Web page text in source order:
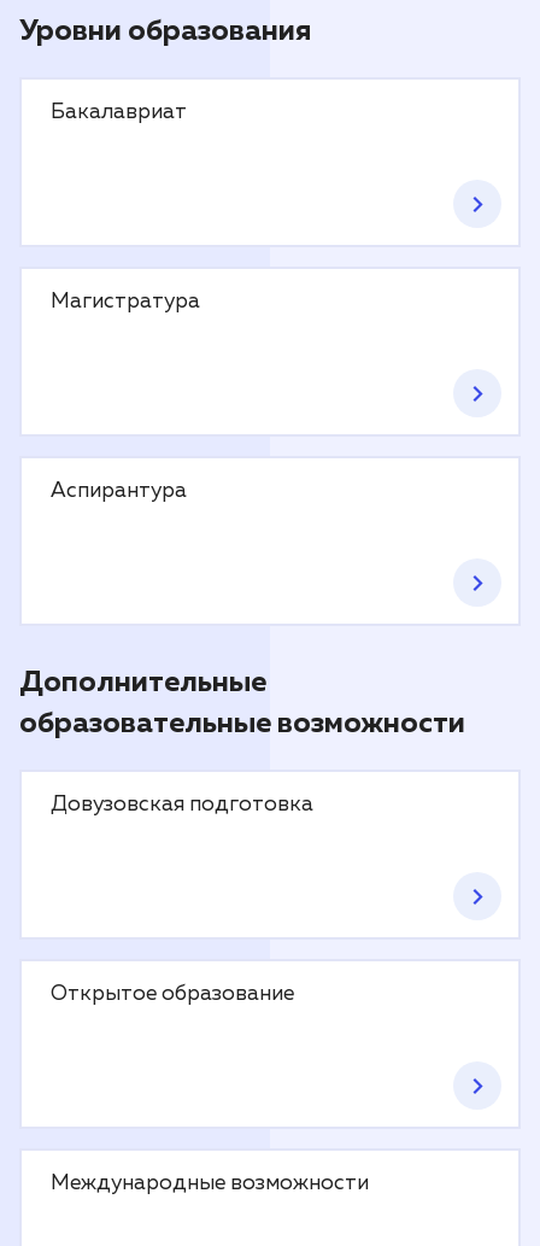
Уровни образования
Бакалавриат
Магистратура
Аспирантура
Дополнительные
образовательные возможности
Довузовская подготовка
Открытое образование
Международные возможности